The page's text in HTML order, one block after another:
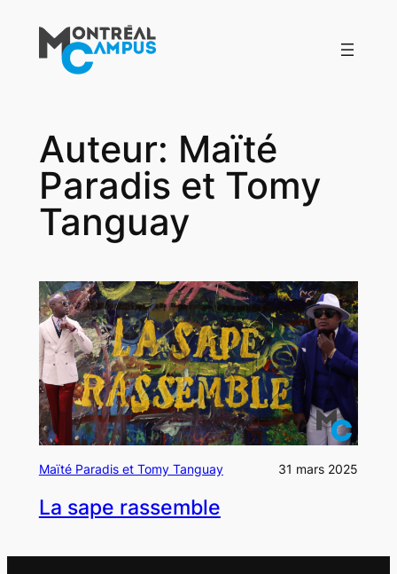
contenu
Auteur: Maïté
Paradis et Tomy
Tanguay
Maïté Paradis et Tomy Tanguay 31 mars 2025
La sape rassemble